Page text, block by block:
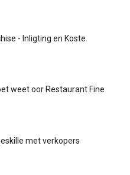
- Inligting en Koste
weet oor Restaurant Fine
met verkopers